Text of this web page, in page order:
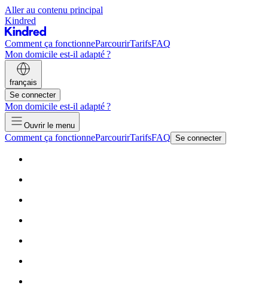
Aller au contenu principal
Kindred
Comment ça fonctionneParcourirTarifsFAQ
Mon domicile est-il adapté ?
français
Se connecter
Mon domicile est-il adapté ?
Ouvrir le menu
Comment ça fonctionneParcourirTarifsFAQ Se connecter